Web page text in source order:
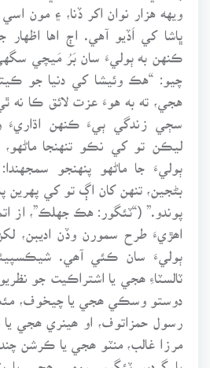
ويهه هزار نوان اکر ڏنا، ۽ مون
ڀاشا کي اَڏيو آهي. اڄ اها اظهار
ڪنهن به ٻوليءَ سان بَرُ مَيچي
چيو: “هڪ وئيشا کي دنيا جو
هجي، ته به هوءَ عزت لائق ڪا نه
سڄي زندگي ٻيءَ ڪنهن اڌاريءَ
ليڪن تو کي نڪو تنهنجا ماڻهو،
ٻوليءَ جا ماڻهو پنهنجو
بڻجين، تنهن کان اڳ تو کي پهرين
پوندو.” (“ٽئگور: هڪ جهلڪ”، از اتم،
اھڙيءَ طرح سمورن وڏن اديبن،
ٻوليءَ سان ڪئي آھي.
ٽالسٽاءِ ھجي يا اشتراڪيت جو
دوستو وسڪي ھجي يا چيخوف،
رسول حمزاتوف، او ھينري ھجي يا
مرزا غالب، منٽو ھجي يا ڪرشن
يا گرديو ٽئگور، رومي ھجي يا